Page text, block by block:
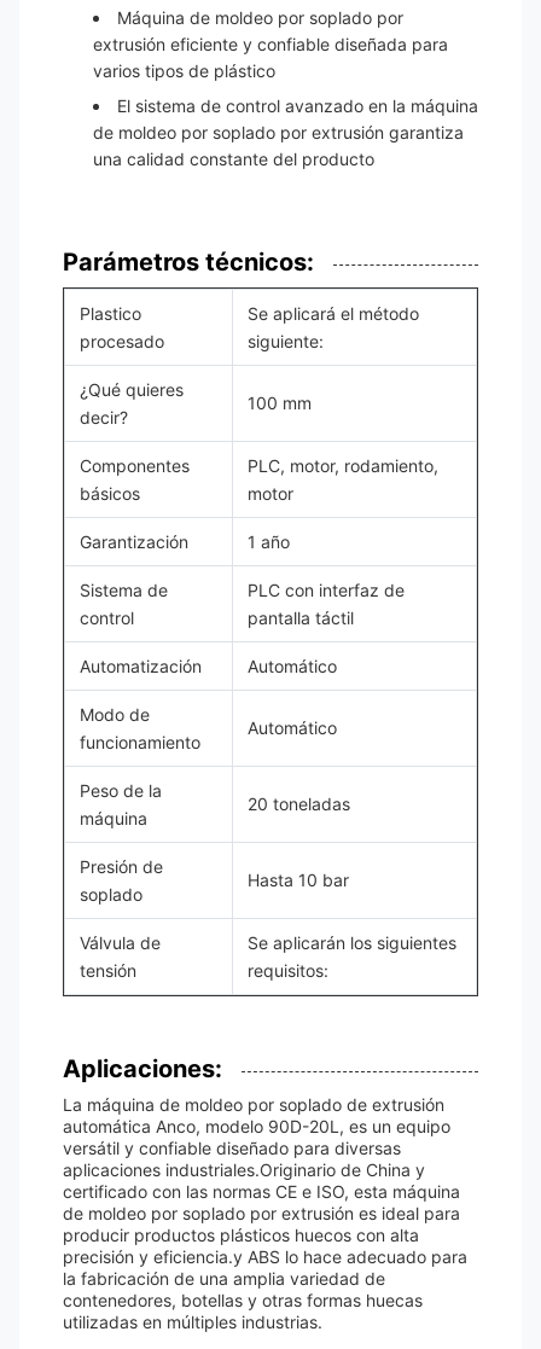
Máquina de moldeo por soplado por
extrusión eficiente y confiable diseñada para
varios tipos de plástico
El sistema de control avanzado en la máquina
de moldeo por soplado por extrusión garantiza
una calidad constante del producto
Parámetros técnicos:
Plastico
procesado
Se aplicará el método
siguiente:
¿Qué quieres
decir?
100 mm
Componentes
básicos
PLC, motor, rodamiento,
motor
Garantización 1 año
Sistema de
control
PLC con interfaz de
pantalla táctil
Automatización Automático
Modo de
funcionamiento
Automático
Peso de la
máquina
20 toneladas
Presión de
soplado
Hasta 10 bar
Válvula de
tensión
Se aplicarán los siguientes
requisitos:
Aplicaciones:
La máquina de moldeo por soplado de extrusión
automática Anco, modelo 90D-20L, es un equipo
versátil y confiable diseñado para diversas
aplicaciones industriales.Originario de China y
certificado con las normas CE e ISO, esta máquina
de moldeo por soplado por extrusión es ideal para
producir productos plásticos huecos con alta
precisión y eficiencia.y ABS lo hace adecuado para
la fabricación de una amplia variedad de
contenedores, botellas y otras formas huecas
utilizadas en múltiples industrias.